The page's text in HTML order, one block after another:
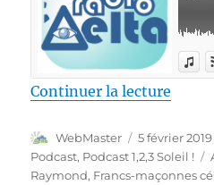
Continuer la lecture
Auteur
WebMaster
Publié
le
5 février 2019
Podcast, Podcast 1,2,3 Soleil !
Raymond, Francs-maçonnes